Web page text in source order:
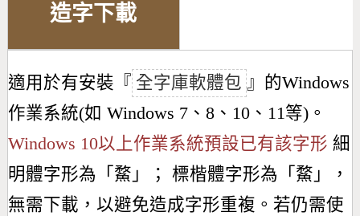
造字下載
適用於有安裝『 全字庫軟體包 』的Windows
作業系統(如 Windows 7、8、10、11等)。
Windows 10以上作業系統預設已有該字形 細
明體字形為「 䱯 」； 標楷體字形為「 䱯 」，
無需下載，以避免造成字形重複。若仍需使